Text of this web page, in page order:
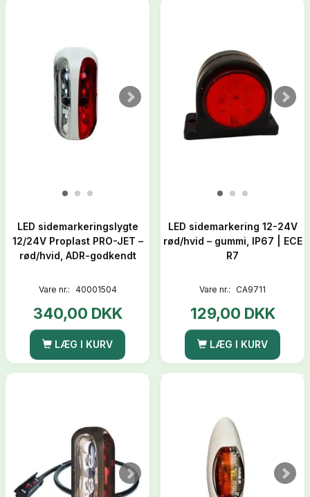
LED sidemarkeringslygte
12/24V Proplast PRO-JET –
rød/hvid, ADR-godkendt
Vare nr.: 40001504
340,00 DKK
LÆG I KURV
LED sidemarkering 12-24V
rød/hvid – gummi, IP67 | ECE
R7
Vare nr.: CA9711
129,00 DKK
LÆG I KURV